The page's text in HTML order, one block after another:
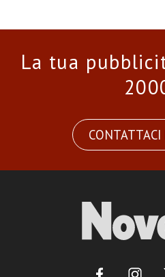
La tua
CONTATTACI